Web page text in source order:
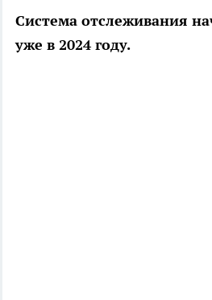
Система отслеживания
уже в 2024 году.